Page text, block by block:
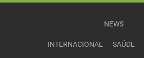
NEWS
INTERNACIONAL SAÚDE